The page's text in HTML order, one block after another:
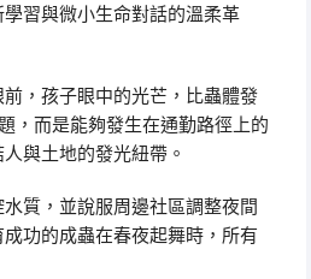
習與微小生命對話的溫柔革
，孩子眼中的光芒，比蟲體發
，而是能夠發生在通勤路徑上的
與土地的發光紐帶。
質，並說服周邊社區調整夜間
功的成蟲在春夜起舞時，所有